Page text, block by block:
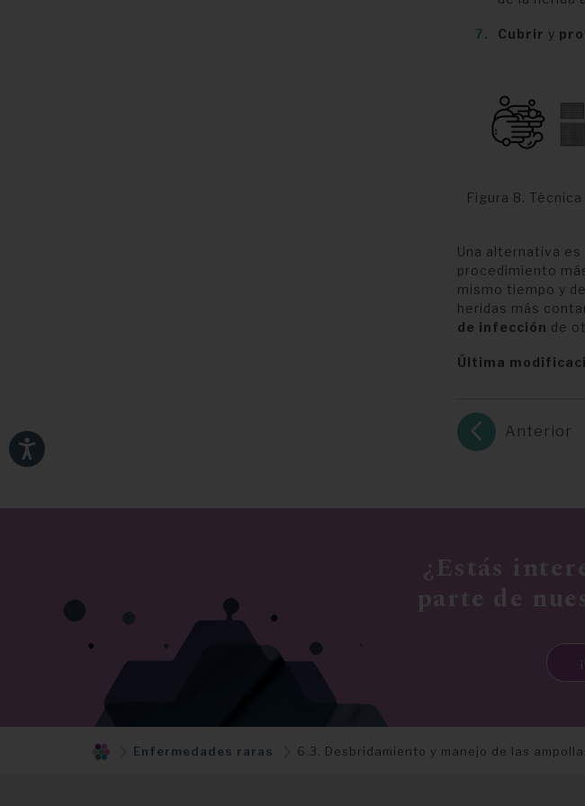
Cubrir y
Figura 8.
Una alternativa es
procedimiento
mismo tiempo y
heridas más
de infección de
Última
Anterior
¿Estás
parte de
Enfermedades raras 6.3. Desbridamiento y manejo de las